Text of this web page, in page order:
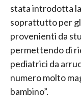
stata introdotta
soprattutto per
provenienti da
permettendo di
pediatrici da
numero molto
bambino”.